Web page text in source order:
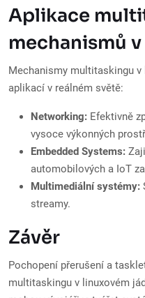
Aplikace
mechanismů
Mechanismy multitaskingu
aplikací v reálném světě:
Networking: Efektivně
vysoce výkonných
Embedded Systems:
automobilových a IoT
Multimediální systémy:
streamy.
Závěr
Pochopení přerušení a
multitaskingu v linuxovém